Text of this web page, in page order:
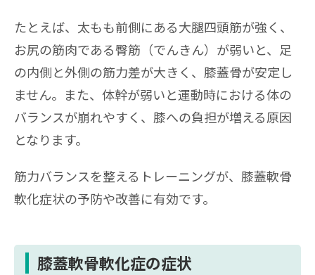
たとえば、太もも前側にある大腿四頭筋が強く、
お尻の筋肉である臀筋（でんきん）が弱いと、足
の内側と外側の筋力差が大きく、膝蓋骨が安定し
ません。また、体幹が弱いと運動時における体の
バランスが崩れやすく、膝への負担が増える原因
となります。
筋力バランスを整えるトレーニングが、膝蓋軟骨
軟化症状の予防や改善に有効です。
膝蓋軟骨軟化症の症状